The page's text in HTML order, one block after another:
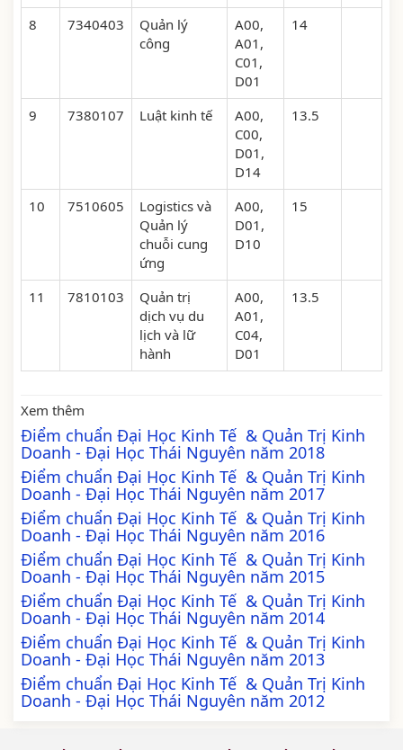
8 7340403
Quản lý
công
A00,
A01,
C01,
D01
14
9 7380107 Luật kinh tế
A00,
C00,
D01,
D14
13.5
10 7510605
Logistics và
Quản lý
chuỗi cung
ứng
A00,
D01,
D10
15
11 7810103
Quản trị
dịch vụ du
lịch và lữ
hành
A00,
A01,
C04,
D01
13.5
Xem thêm
Điểm chuẩn Đại Học Kinh Tế & Quản Trị Kinh
Doanh - Đại Học Thái Nguyên năm 2018
Điểm chuẩn Đại Học Kinh Tế & Quản Trị Kinh
Doanh - Đại Học Thái Nguyên năm 2017
Điểm chuẩn Đại Học Kinh Tế & Quản Trị Kinh
Doanh - Đại Học Thái Nguyên năm 2016
Điểm chuẩn Đại Học Kinh Tế & Quản Trị Kinh
Doanh - Đại Học Thái Nguyên năm 2015
Điểm chuẩn Đại Học Kinh Tế & Quản Trị Kinh
Doanh - Đại Học Thái Nguyên năm 2014
Điểm chuẩn Đại Học Kinh Tế & Quản Trị Kinh
Doanh - Đại Học Thái Nguyên năm 2013
Điểm chuẩn Đại Học Kinh Tế & Quản Trị Kinh
Doanh - Đại Học Thái Nguyên năm 2012